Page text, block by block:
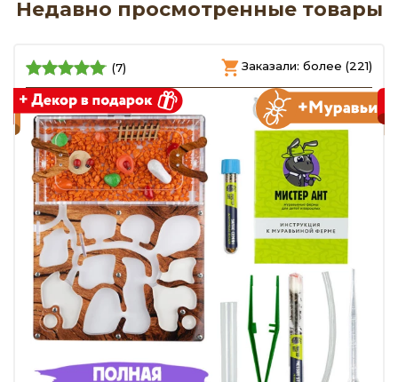
Недавно просмотренные товары
(7) Заказали: более (221)